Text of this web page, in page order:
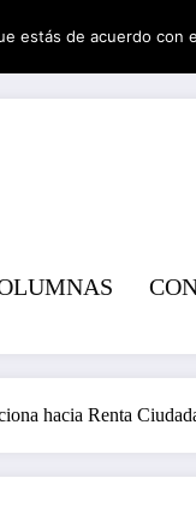
hacia Renta
estás de acuerdo con